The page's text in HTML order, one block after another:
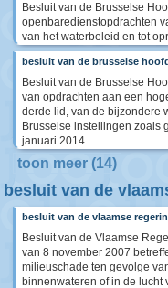
Besluit van de Brusselse
openbaredienstopdrachten
van het waterbeleid en tot
besluit van de brusselse
Besluit van de Brusselse
van opdrachten aan een
derde lid, van de bijzondere
Brusselse instellingen zoals
januari 2014
toon meer (14)
besluit van de
besluit van de vlaamse
Besluit van de Vlaamse
van 8 november 2007
milieuschade ten gevolge
binnenwateren of in de lucht